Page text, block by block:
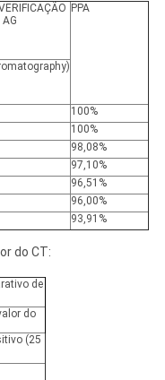
PPA
100%
100%
98,08%
97,10%
96,51%
96,00%
93,91%
do CT:
de
do
(25